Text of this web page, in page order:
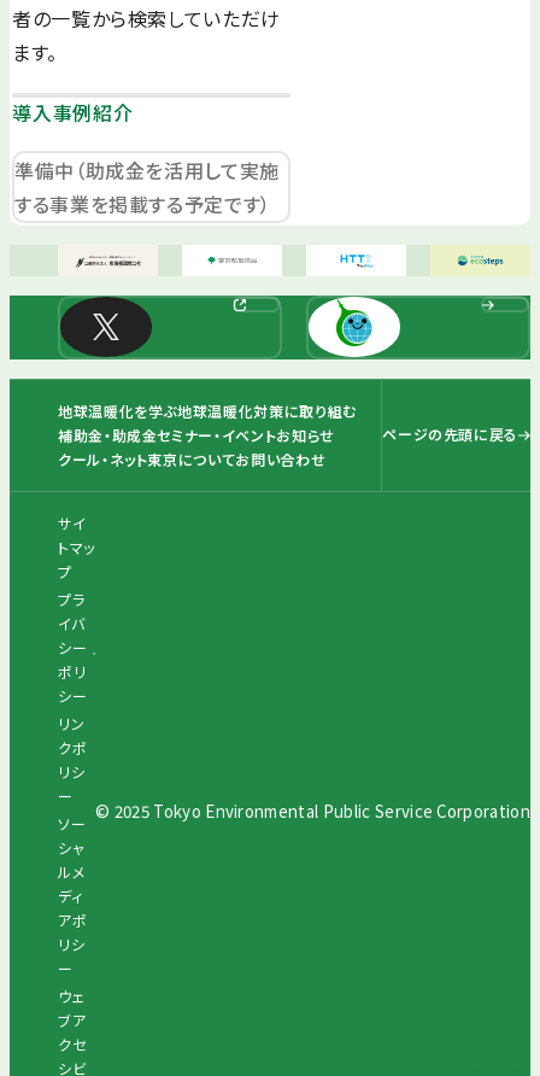
者の一覧から検索していただけ
ます。
導入事例紹介
準備中（助成金を活用して実施
する事業を掲載する予定です）
地球温暖化を学ぶ地球温暖化対策に取り組む
補助金・助成金セミナー・イベントお知らせ
クール・ネット東京についてお問い合わせ
ページの先頭に戻る
サイ
トマッ
プ
プラ
イバ
シー
ポリ
シー
リン
クポ
リシ
ー
ソー
シャ
ルメ
ディ
アポ
リシ
ー
ウェ
ブア
クセ
シビ
© 2025 Tokyo Environmental Public Service Corporation